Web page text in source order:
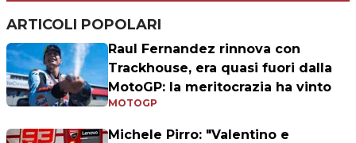
ARTICOLI POPOLARI
Raul Fernandez rinnova con
Trackhouse, era quasi fuori dalla
MotoGP: la meritocrazia ha vinto
MOTOGP
Michele Pirro: "Valentino e